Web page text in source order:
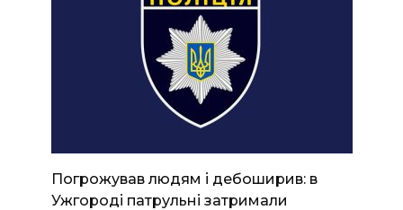
Погрожував людям і дебоширив: в
Ужгороді патрульні затримали